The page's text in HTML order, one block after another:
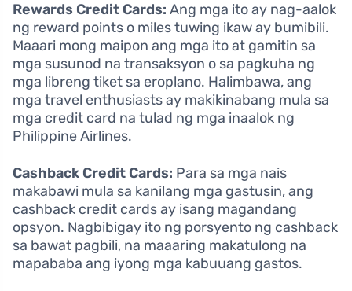
Rewards Credit Cards: Ang mga ito ay nag-aalok
ng reward points o miles tuwing ikaw ay bumibili.
Maaari mong maipon ang mga ito at gamitin sa
mga susunod na transaksyon o sa pagkuha ng
mga libreng tiket sa eroplano. Halimbawa, ang
mga travel enthusiasts ay makikinabang mula sa
mga credit card na tulad ng mga inaalok ng
Philippine Airlines.
Cashback Credit Cards: Para sa mga nais
makabawi mula sa kanilang mga gastusin, ang
cashback credit cards ay isang magandang
opsyon. Nagbibigay ito ng porsyento ng cashback
sa bawat pagbili, na maaaring makatulong na
mapababa ang iyong mga kabuuang gastos.